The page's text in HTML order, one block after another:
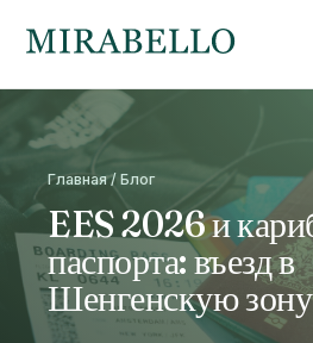
Главная / Блог
EES 2026 и
паспорта: въезд в
Шенгенскую зону